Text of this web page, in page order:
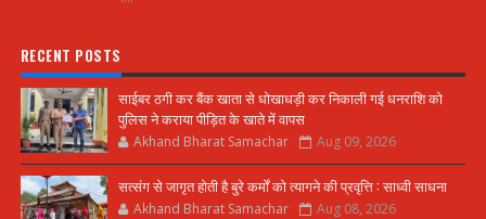
RECENT POSTS
साईबर ठगी कर बैंक खाता से धोखाधड़ी कर निकाली गई धनराशि को
पुलिस ने कराया पीड़ित के खाते में वापस
Akhand Bharat Samachar Aug 09, 2026
सत्संग से जागृत होती है बुरे कर्मों को त्यागने की प्रवृत्ति : साध्वी साधना
Akhand Bharat Samachar Aug 08, 2026